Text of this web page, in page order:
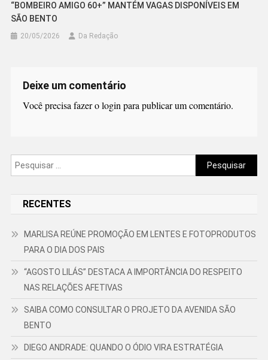
“BOMBEIRO AMIGO 60+” MANTÉM VAGAS DISPONÍVEIS EM
SÃO BENTO
20/05/2026 Da Redação
Deixe um comentário
Você precisa fazer ologin para publicar um comentário.
Pesquisar
por:
RECENTES
MARLISA REÚNE PROMOÇÃO EM LENTES E FOTOPRODUTOS
PARA O DIA DOS PAIS
“AGOSTO LILÁS” DESTACA A IMPORTÂNCIA DO RESPEITO
NAS RELAÇÕES AFETIVAS
SAIBA COMO CONSULTAR O PROJETO DA AVENIDA SÃO
BENTO
DIEGO ANDRADE: QUANDO O ÓDIO VIRA ESTRATÉGIA